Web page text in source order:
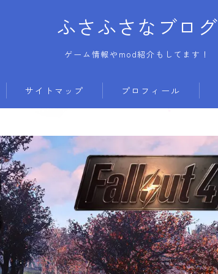
ふさふさなブログ
ゲーム情報やmod紹介もしてます！
サイトマップ プロフィール